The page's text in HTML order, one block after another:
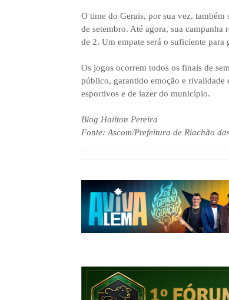
O time do Gerais, por sua vez,
de setembro. Até agora, sua
de 2. Um empate será o suficiente
Os jogos ocorrem todos os finais de
público, garantido emoção e rivalidade
esportivos e de lazer do município.
Blog Hailton Pereira
Fonte: Ascom/Prefeitura de Riachão